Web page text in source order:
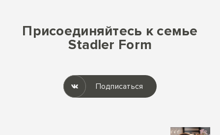
Присоединяйтесь к семье
Stadler Form
Подписаться